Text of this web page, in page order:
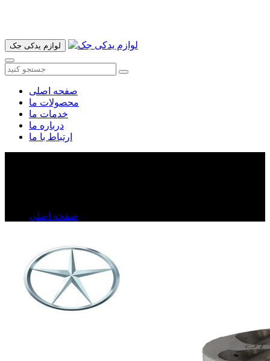
لوازم یدکی جک
صفحه اصلی
محصولات ما
خدمات ما
درباره ما
ارتباط با ما
صفحه اصلی